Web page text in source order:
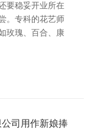
要稳妥开业所在
。专科的花艺师
玫瑰、百合、康
司用作新娘捧